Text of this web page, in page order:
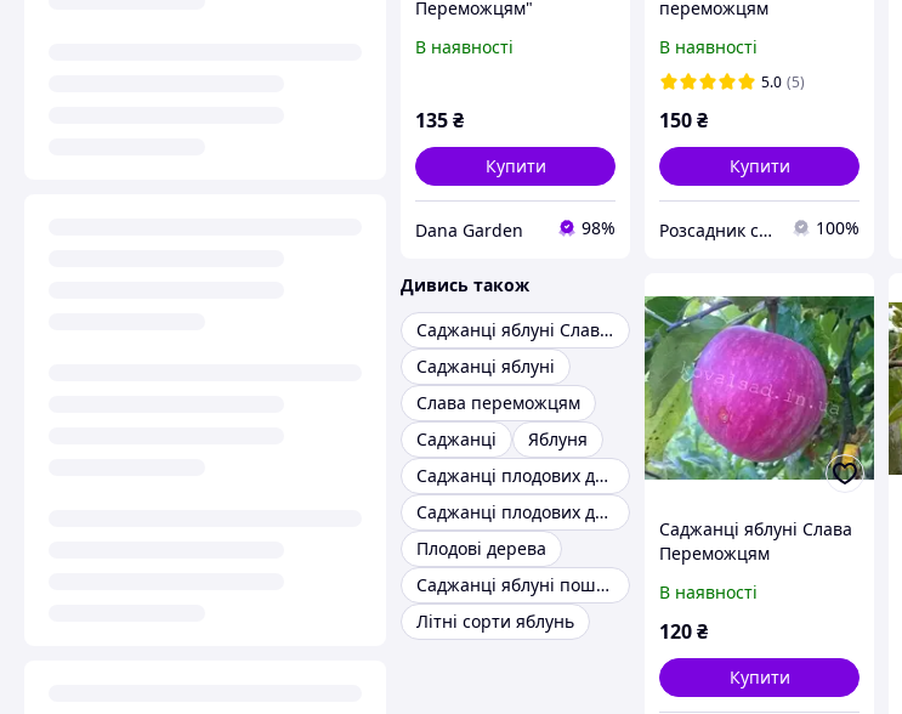
Переможцям"
В наявності
135₴
Купити
Dana Garden 98%
переможцям
В наявності
5.0 (5)
150₴
Купити
Розсадник саджанців "Мар'янівка" 100%
Дивись також
Саджанці яблуні Слава Переможцям
Саджанці яблуні
Слава переможцям
Саджанці
Яблуня
Саджанці плодових дерев
Саджанці плодових дерев розплідник
Плодові дерева
Саджанці яблуні поштою
Літні сорти яблунь
Саджанці яблуні Слава
Переможцям
В наявності
120₴
Купити